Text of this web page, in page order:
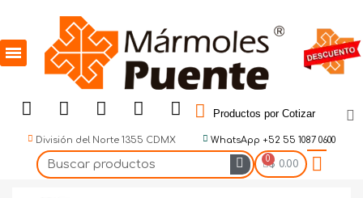
Productos por Cotizar
División del Norte 1355 CDMX WhatsApp +52 55 1087 0600
$ 0.00